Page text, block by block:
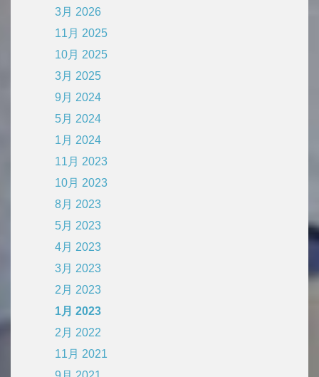
3月 2026
11月 2025
10月 2025
3月 2025
9月 2024
5月 2024
1月 2024
11月 2023
10月 2023
8月 2023
5月 2023
4月 2023
3月 2023
2月 2023
1月 2023
2月 2022
11月 2021